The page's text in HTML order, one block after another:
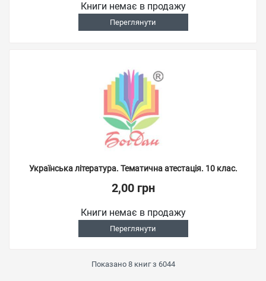
Книги немає в продажу
Переглянути
Українська література. Тематична атестація. 10 клас.
2,00 грн
Книги немає в продажу
Переглянути
Показано 8книг з 6044